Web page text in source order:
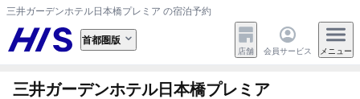
三井ガーデンホテル日本橋プレミア の宿泊予約
首都圏版
店舗 会員サービス メニュー
三井ガーデンホテル日本橋プレミア